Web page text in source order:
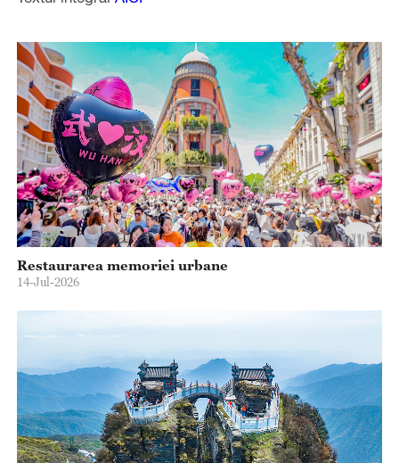
Restaurarea memoriei urbane
14-Jul-2026